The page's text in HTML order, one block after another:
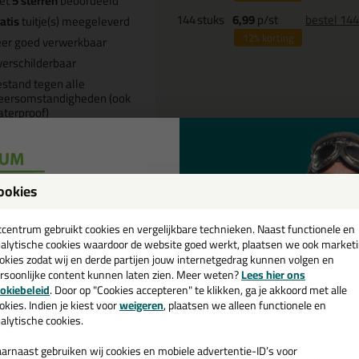
tuitje(s) meegeleverd
goed verwerkbaar
tegen alle
(ook
144stuks 6,99p/st
12%korting
bestel
Omschrijving
Fix All High Tack KOMO
je kit in een specifieke kleur? Gevonden! Deze high tack kit Soudal
voor verschillende toepassingen. Een duurzame en
kleur zoekt met gegarandeerd een topresultaat. Bestel de
nog! Op voorraad en op werkdagen besteld = morgen in huis.
je meer weten over de toepassing en kenmerken van dit product?
gebruikt cookies en vergelijkbare technieken. Naast functionele en
cookies waardoor de website goed werkt, plaatsen we ook
zodat wij en derde partijen jouw internetgedrag kunnen volgen en
content kunnen laten zien. Meer weten?Lees hier ons
. Door op "Cookies accepteren" te klikken, ga je akkoord met alle
Indien je kiest voorweigeren, plaatsen we alleen functionele en
cookies.
gebruiken wij cookies en mobiele advertentie-ID’s voor
💚
en ontvang een
€35,-bij je eerste bestelling!